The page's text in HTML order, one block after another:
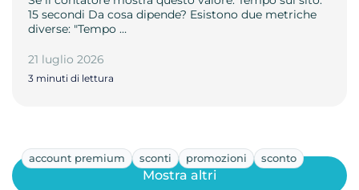
15 secondi Da cosa dipende? Esistono due metriche
diverse: "Tempo …
21 luglio 2026
3 minuti di lettura
account premium sconti promozioni sconto
Mostra altri